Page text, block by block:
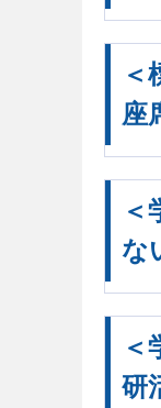
＜
座
＜
な
＜
研